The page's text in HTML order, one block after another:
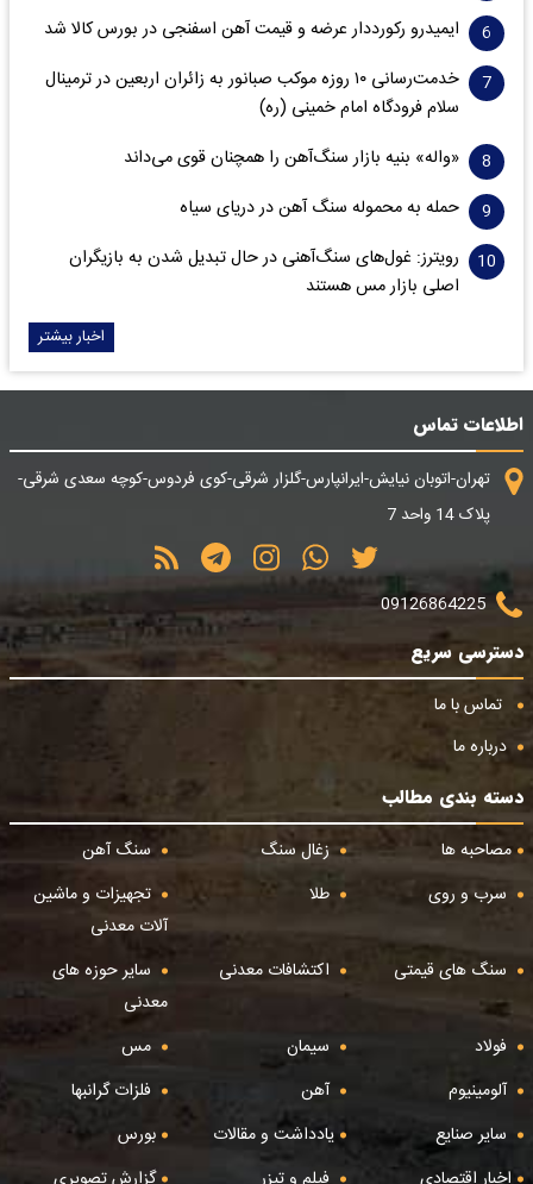
ایمیدرو رکورددار عرضه و قیمت آهن اسفنجی در بورس کالا شد
خدمت‌رسانی ۱۰ روزه موکب صبانور به زائران اربعین در ترمینال
سلام فرودگاه امام خمینی (ره)
«واله» بنیه بازار سنگ‌آهن را همچنان قوی می‌داند
حمله به محموله سنگ آهن در دریای سیاه
رویترز: غول‌های سنگ‌آهنی‌ در حال تبدیل شدن به بازیگران
اصلی بازار مس هستند
اخبار بیشتر
اطلاعات تماس
تهران-اتوبان نیایش-ایرانپارس-گلزار شرقی-کوی فردوس-کوچه سعدی شرقی-
پلاک 14 واحد 7
09126864225
دسترسی سریع
تماس با ما
درباره ما
دسته بندی مطالب
مصاحبه ها
زغال سنگ
سنگ آهن
سرب و روی
طلا
تجهیزات و ماشین
آلات معدنی
سنگ های قیمتی
اکتشافات معدنی
سایر حوزه های
معدنی
فولاد
سیمان
مس
آلومینیوم
آهن
فلزات گرانبها
سایر صنایع
یادداشت و مقالات
بورس